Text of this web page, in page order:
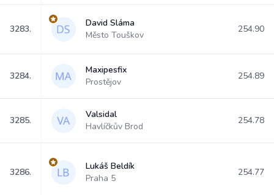
3283.
David Sláma
Město Touškov
254.90
3284.
Maxipesfix
Prostějov
254.89
3285.
Valsidal
Havlíčkův Brod
254.78
3286.
Lukáš Beldík
Praha 5
254.77